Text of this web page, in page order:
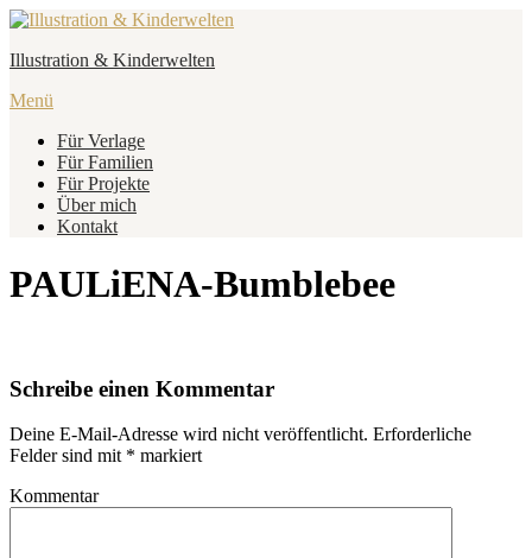
Zum
springen
Illustration & Kinderwelten
Menü
Für Verlage
Für Familien
Für Projekte
Über mich
Kontakt
PAULiENA-Bumblebee
Schreibe einen Kommentar
Deine E-Mail-Adresse wird nicht veröffentlicht. Erforderliche
Felder sind mit * markiert
Kommentar